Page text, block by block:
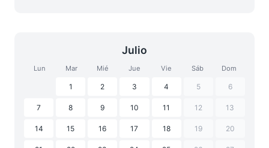
Julio
Lun Mar Mié Jue Vie Sáb Dom
1 2 3 4 5 6
7 8 9 10 11 12 13
14 15 16 17 18 19 20